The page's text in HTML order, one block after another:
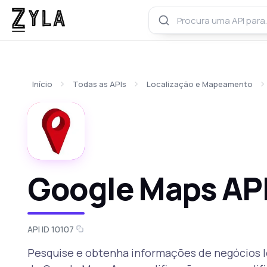
Início Todas as APIs Localização e Mapeamento
Google Maps
API ID 10107
Pesquise e obtenha informações de negócios